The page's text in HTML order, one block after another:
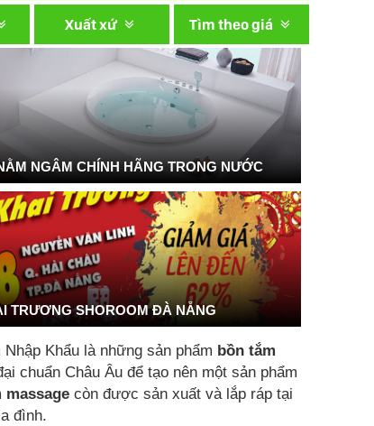
Tìm theo giá
Xuất xứ
NGÂM CHÍNH HÃNG TRONG NƯỚC
TRƯƠNG SHOROOM ĐÀ NẴNG
Nhập Khẩu là những sản phẩm bồn tắm
chuẩn Châu Âu để tạo nên một sản phẩm
massage còn được sản xuất và lắp ráp tại
đình.